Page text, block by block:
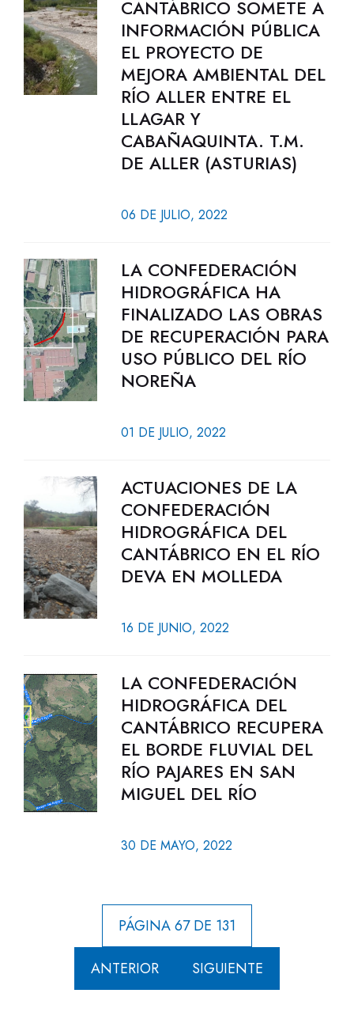
CANTÁBRICO SOMETE A
INFORMACIÓN PÚBLICA
EL PROYECTO DE
MEJORA AMBIENTAL DEL
RÍO ALLER ENTRE EL
LLAGAR Y
CABAÑAQUINTA. T.M.
DE ALLER (ASTURIAS)
06 DE JULIO, 2022
LA CONFEDERACIÓN
HIDROGRÁFICA HA
FINALIZADO LAS OBRAS
DE RECUPERACIÓN PARA
USO PÚBLICO DEL RÍO
NOREÑA
01 DE JULIO, 2022
ACTUACIONES DE LA
CONFEDERACIÓN
HIDROGRÁFICA DEL
CANTÁBRICO EN EL RÍO
DEVA EN MOLLEDA
16 DE JUNIO, 2022
LA CONFEDERACIÓN
HIDROGRÁFICA DEL
CANTÁBRICO RECUPERA
EL BORDE FLUVIAL DEL
RÍO PAJARES EN SAN
MIGUEL DEL RÍO
30 DE MAYO, 2022
PÁGINA 67 DE 131
ANTERIOR SIGUIENTE